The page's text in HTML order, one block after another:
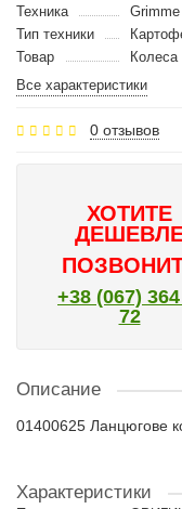
Техника
Тип техники
Товар
Колеса
Все характеристики
0 отзывов
ХОТИТЕ
+38 (067)
72
Описание
01400625 Ланцюгове
Характеристики